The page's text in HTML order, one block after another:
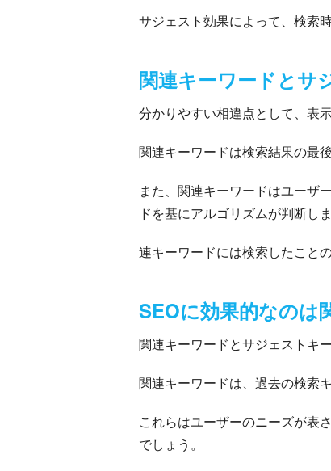
サジェスト効果によって、検索
関連キーワードとサ
分かりやすい相違点として、表
関連キーワードは検索結果の最
また、関連キーワードはユーザ
ドを基にアルゴリズムが判断し
連キーワードには検索したこと
SEOに効果的なのは
関連キーワードとサジェストキ
関連キーワードは、過去の検索
これらはユーザーのニーズが表
でしょう。